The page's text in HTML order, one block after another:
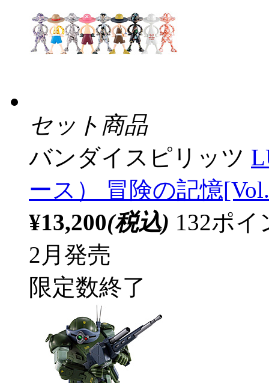
セット商品
バンダイスピリッツ
ース） 冒険の記憶
¥13,200(税込) 132ポ
2月発売
限定数終了